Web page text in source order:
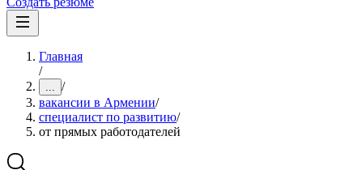
Главная
/
... /
вакансии в Армении/
специалист по развитию/
от прямых работодателей